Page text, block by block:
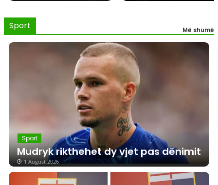
Sport Më shumë
Sport
Mudryk rikthehet dy vjet pas dënimit
1 August 2026